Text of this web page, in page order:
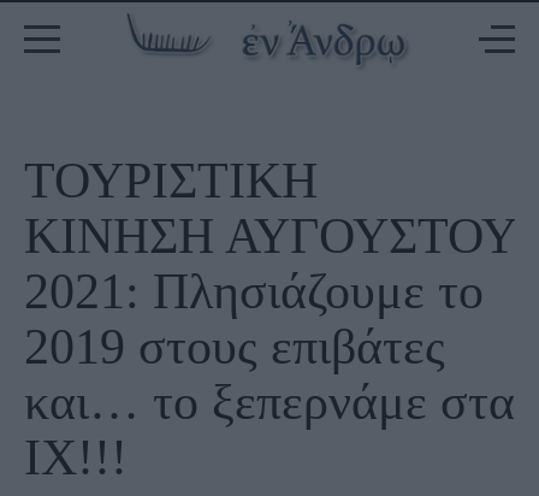
ΤΟΥΡΙΣΤΙΚΗ
ΚΙΝΗΣΗ ΑΥΓΟΥΣΤΟΥ
2021: Πλησιάζουμε το
2019 στους επιβάτες
και… το ξεπερνάμε στα
ΙΧ!!!